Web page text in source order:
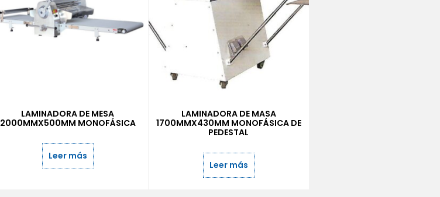
LAMINADORA DE MESA
2000MMX500MM MONOFÁSICA
Leer más
LAMINADORA DE MASA
1700MMX430MM MONOFÁSICA DE
PEDESTAL
Leer más